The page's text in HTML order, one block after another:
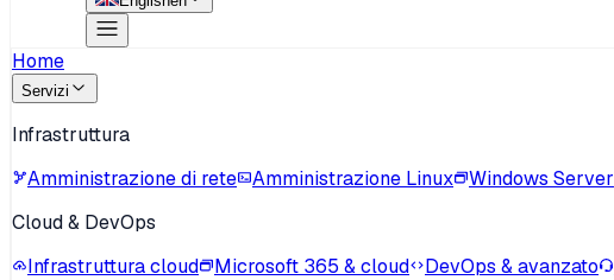
Home
Servizi
Infrastruttura
Amministrazione di rete
Amministrazione Linux Windows Server
Cloud & DevOps
Infrastruttura cloud
Microsoft 365 & cloud DevOps & avanzato